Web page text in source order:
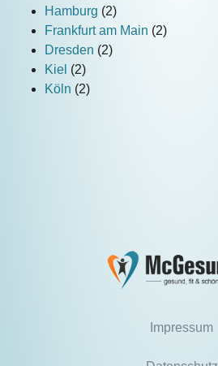
Hamburg (2)
Frankfurt am Main (2)
Dresden (2)
Kiel (2)
Köln (2)
Impressum